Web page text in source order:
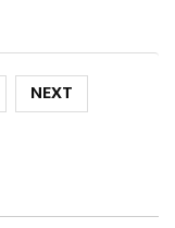
NEXT